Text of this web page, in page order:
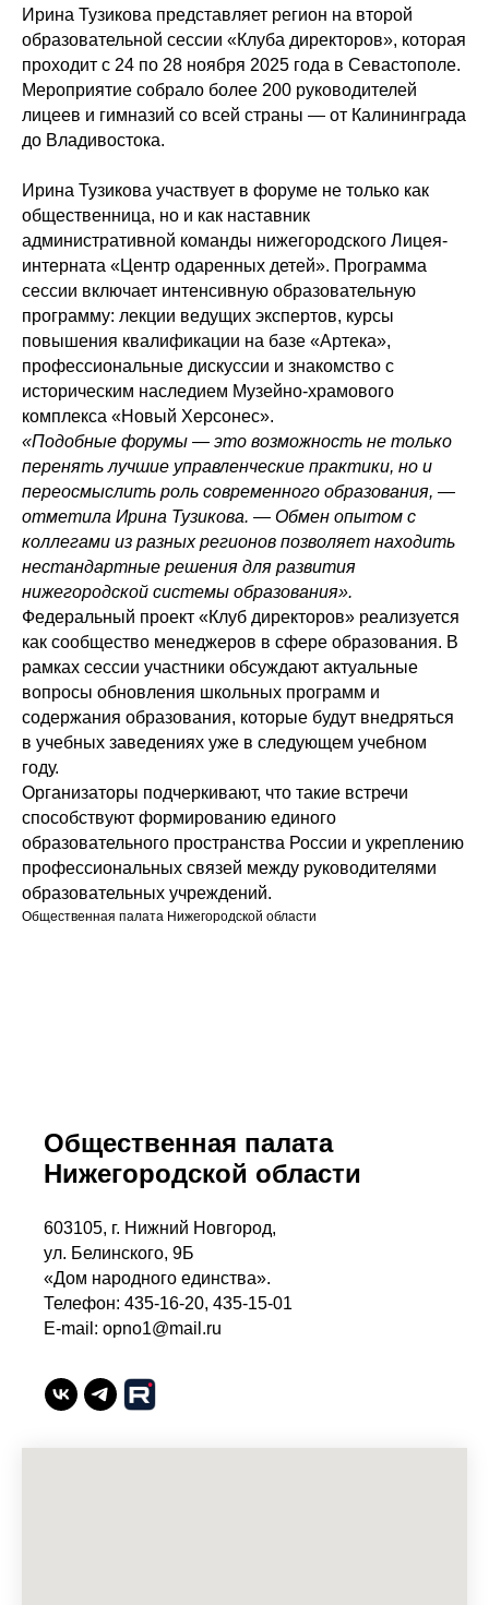
Ирина Тузикова представляет регион на второй
образовательной сессии «Клуба директоров», которая
проходит с 24 по 28 ноября 2025 года в Севастополе.
Мероприятие собрало более 200 руководителей
лицеев и гимназий со всей страны — от Калининграда
до Владивостока.
Ирина Тузикова участвует в форуме не только как
общественница, но и как наставник
административной команды нижегородского Лицея-
интерната «Центр одаренных детей». Программа
сессии включает интенсивную образовательную
программу: лекции ведущих экспертов, курсы
повышения квалификации на базе «Артека»,
профессиональные дискуссии и знакомство с
историческим наследием Музейно-храмового
комплекса «Новый Херсонес».
«Подобные форумы — это возможность не только
перенять лучшие управленческие практики, но и
переосмыслить роль современного образования, —
отметила Ирина Тузикова. — Обмен опытом с
коллегами из разных регионов позволяет находить
нестандартные решения для развития
нижегородской системы образования».
Федеральный проект «Клуб директоров» реализуется
как сообщество менеджеров в сфере образования. В
рамках сессии участники обсуждают актуальные
вопросы обновления школьных программ и
содержания образования, которые будут внедряться
в учебных заведениях уже в следующем учебном
году.
Организаторы подчеркивают, что такие встречи
способствуют формированию единого
образовательного пространства России и укреплению
профессиональных связей между руководителями
образовательных учреждений.
Общественная палата Нижегородской области
Общественная палата
Нижегородской области
603105, г. Нижний Новгород,
ул. Белинского, 9Б
«Дом народного единства».
Телефон: 435-16-20, 435-15-01
E-mail: opno1@mail.ru